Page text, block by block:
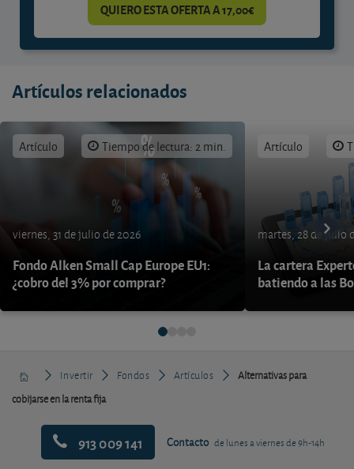
QUIERO ESTA OFERTA A 17,00€
Artículos relacionados
Artículo Tiempo de lectura: 2 min.
viernes, 31 de julio de 2026
Fondo Alken Small Cap Europe EU1:
¿cobro del 3% por comprar?
Artículo
martes, 28 de julio
La cartera
batiendo a las
Invertir Fondos Artículos
Alternativas para
cobijarse en la renta fija
913 009 141 Contacto de lunes a viernes de 9h-14h